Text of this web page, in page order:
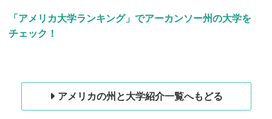
「アメリカ大学ランキング」でアーカンソー州の大学を
チェック！
アメリカの州と大学紹介一覧へもどる